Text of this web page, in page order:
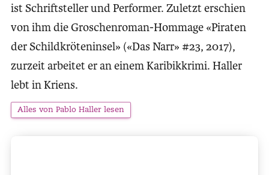
ist Schriftsteller und Performer. Zuletzt erschien
von ihm die Groschenroman-Hommage «Piraten
der Schildkröteninsel» («Das Narr» #23, 2017),
zurzeit arbeitet er an einem Karibikkrimi. Haller
lebt in Kriens.
Alles von Pablo Haller lesen